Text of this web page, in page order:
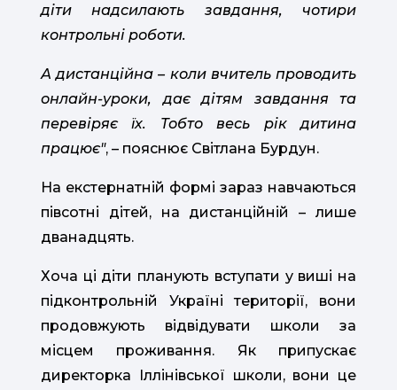
діти надсилають завдання, чотири
контрольні роботи.
А дистанційна – коли вчитель проводить
онлайн-уроки, дає дітям завдання та
перевіряє їх. Тобто весь рік дитина
працює", – пояснює Світлана Бурдун.
На екстернатній формі зараз навчаються
півсотні дітей, на дистанційній – лише
дванадцять.
Хоча ці діти планують вступати у виші на
підконтрольній Україні території, вони
продовжують відвідувати школи за
місцем проживання. Як припускає
директорка Іллінівської школи, вони це